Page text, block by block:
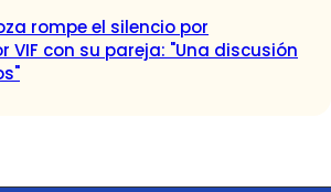
rompe el silencio por
VIF con su pareja: "Una discusión